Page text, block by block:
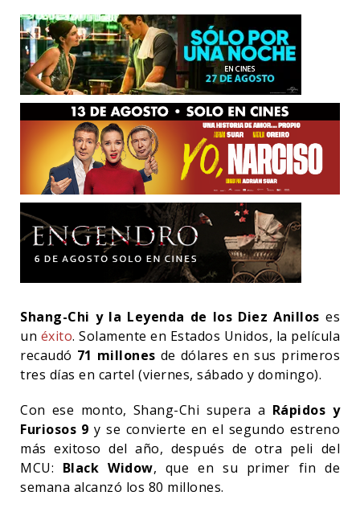
Shang-Chi y la Leyenda de los Diez Anillos es
un éxito. Solamente en Estados Unidos, la película
recaudó 71 millones de dólares en sus primeros
tres días en cartel (viernes, sábado y domingo).
Con ese monto, Shang-Chi supera a Rápidos y
Furiosos 9 y se convierte en el segundo estreno
más exitoso del año, después de otra peli del
MCU: Black Widow, que en su primer fin de
semana alcanzó los 80 millones.